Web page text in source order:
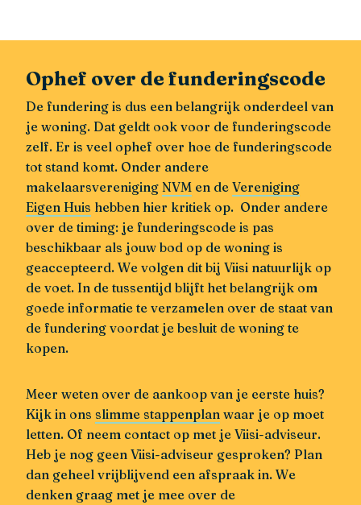
Ophef over de funderingscode
De fundering is dus een belangrijk onderdeel van
je woning. Dat geldt ook voor de funderingscode
zelf. Er is veel ophef over hoe de funderingscode
tot stand komt. Onder andere
makelaarsvereniging NVM en de Vereniging
Eigen Huis hebben hier kritiek op. Onder andere
over de timing: je funderingscode is pas
beschikbaar als jouw bod op de woning is
geaccepteerd. We volgen dit bij Viisi natuurlijk op
de voet. In de tussentijd blijft het belangrijk om
goede informatie te verzamelen over de staat van
de fundering voordat je besluit de woning te
kopen.
Meer weten over de aankoop van je eerste huis?
Kijk in ons slimme stappenplan waar je op moet
letten. Of neem contact op met je Viisi-adviseur.
Heb je nog geen Viisi-adviseur gesproken? Plan
dan geheel vrijblijvend een afspraak in. We
denken graag met je mee over de